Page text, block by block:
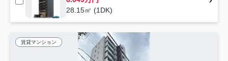
28.15㎡ (1DK)
賃貸マンション